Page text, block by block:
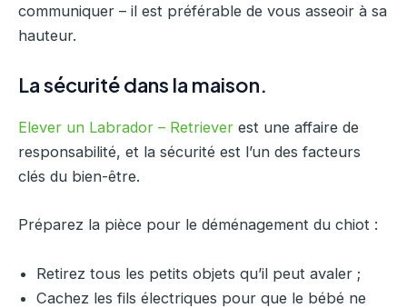
communiquer – il est préférable de vous asseoir à sa
hauteur.
La sécurité dans la maison.
Elever un Labrador – Retriever est une affaire de
responsabilité, et la sécurité est l’un des facteurs
clés du bien-être.
Préparez la pièce pour le déménagement du chiot :
Retirez tous les petits objets qu’il peut avaler ;
Cachez les fils électriques pour que le bébé ne